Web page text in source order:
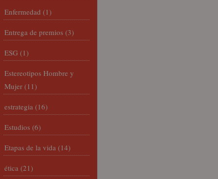
Enfermedad (1)
Entrega de premios (3)
ESG (1)
Estereotipos Hombre y
Mujer (11)
estrategia (16)
Estudios (6)
Etapas de la vida (14)
ética (21)